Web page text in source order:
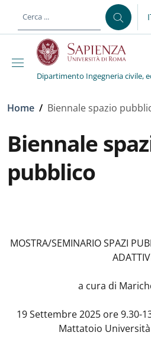
al contenuto principale
Dipartimento Ingegneria civile,
Briciole di pane
Home / Biennale spazio
Biennale
pubblico
MOSTRA/SEMINARIO SPAZI
a cura di
19 Settembre 2025 ore 9.30-
Mattatoio